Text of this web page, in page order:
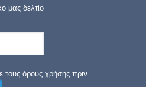
μας δελτίο
τους όρους χρήσης πριν